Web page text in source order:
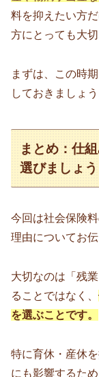
料を抑えたい方
方にとっても大切
まずは、この時
しておきましょう
まとめ：仕
選びましょう
今回は社会保険
理由についてお伝
大切なのは「残
ることではなく、
を選ぶことです。
特に育休・産休
にも影響するた